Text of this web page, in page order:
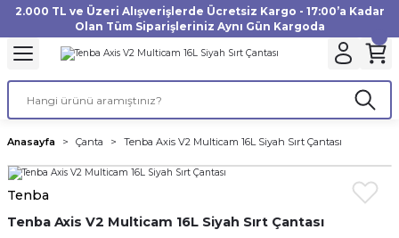
2.000 TL ve Üzeri Alışverişlerde Ücretsiz Kargo - 17:00’a Kadar
Olan Tüm Siparişleriniz Aynı Gün Kargoda
Geri Dön
Geri Dön
Geri Dön
Geri Dön
Geri Dön
Geri Dön
Geri Dön
Geri Dön
Geri Dön
Geri Dön
Geri Dön
Geri Dön
Anasayfa Çanta Tenba Axis V2 Multicam 16L Siyah Sırt Çantası
Tenba
Tenba Axis V2 Multicam 16L Siyah Sırt Çantası